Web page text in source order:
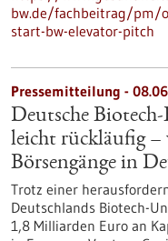
bw.de/fachbeitrag/pm/
start-bw-elevator-pitch
Pressemitteilung -
Deutsche
leicht rückläufig –
Börsengänge in
Trotz einer
Deutschlands Biotech-
1,8 Milliarden Euro an